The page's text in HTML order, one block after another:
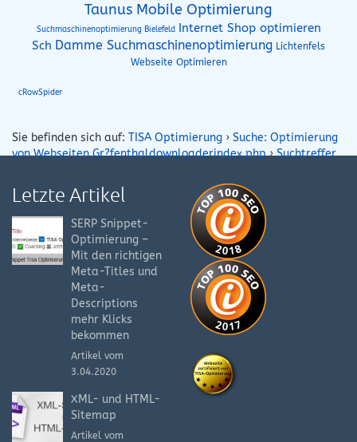
Taunus Mobile Optimierung
Suchmaschinenoptimierung Bielefeld
Internet Shop optimieren
Sch Damme Suchmaschinenoptimierung Lichtenfels
Webseite Optimieren
cRowSpider
Sie befinden sich auf: TISA Optimierung › Suche: Optimierung
von Webseiten Gr?fenthaldownloaderindex.php›Suchtreffer
Letzte Artikel
SERP Snippet-
Optimierung –
Mit den richtigen
Meta-Titles und
Meta-
Descriptions
mehr Klicks
bekommen
Artikel vom
3.04.2020
XML- und HTML-
Sitemap
Artikel vom